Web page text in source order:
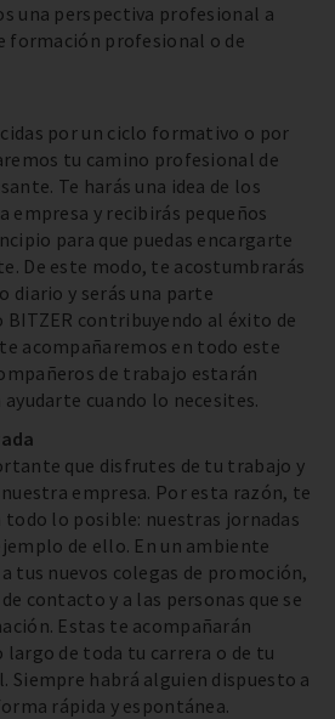
una perspectiva profesional a
formación profesional o de
por un ciclo formativo o por
tu camino profesional de
Te harás una idea de los
y recibirás pequeños
para que puedas encargarte
De este modo, te acostumbrarás
diario y serás una parte
contribuyendo al éxito de
acompañaremos en todo este
de trabajo estarán
cuando lo necesites.
que disfrutes de tu trabajo y
empresa. Por esta razón, te
lo posible: nuestras jornadas
de ello. En un ambiente
tus nuevos colegas de promoción,
contacto y a las personas que se
Estas te acompañarán
de toda tu carrera o de tu
habrá alguien dispuesto a
rápida y espontánea.